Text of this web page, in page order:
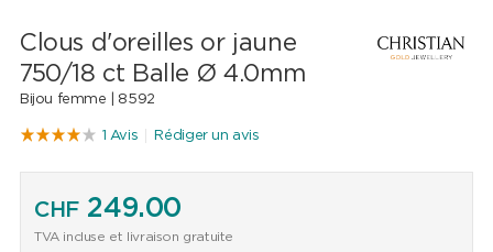
Clous d'oreilles or jaune
750/18 ct Balle Ø 4.0mm
Bijou femme | 8592
1 Avis Rédiger un avis
CHF249.00
TVA incluse et livraison gratuite